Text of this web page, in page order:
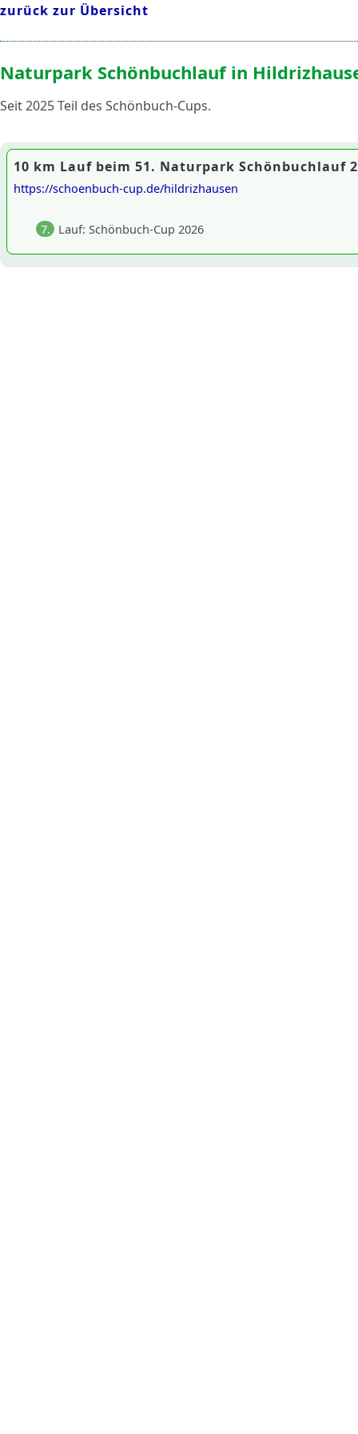
zurück zur Übersicht
Naturpark Schönbuchlauf in
Seit 2025 Teil des Schönbuch-Cups.
10 km Lauf beim 51. Naturpark Schönbuchlauf
https://schoenbuch-cup.de/hildrizhausen
7. Lauf: Schönbuch-Cup 2026